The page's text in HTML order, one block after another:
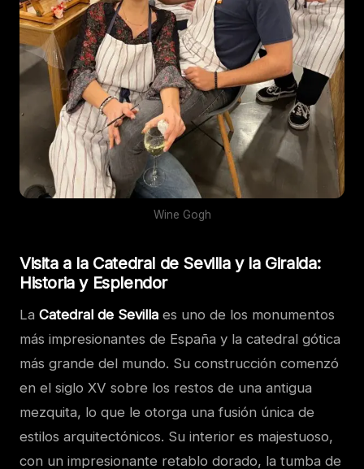
Wine Gogh
Visita a la Catedral de Sevilla y la Giralda:
Historia y Esplendor
La Catedral de Sevilla es uno de los monumentos
más impresionantes de España y la catedral gótica
más grande del mundo. Su construcción comenzó
en el siglo XV sobre los restos de una antigua
mezquita, lo que le otorga una fusión única de
estilos arquitectónicos. Su interior es majestuoso,
con un impresionante retablo dorado, la tumba de